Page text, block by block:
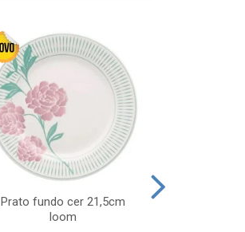
Prato fundo cer 21,5cm
loom